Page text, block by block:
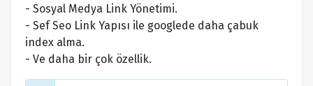
- Sosyal Medya Link Yönetimi.
- Sef Seo Link Yapısı ile googlede daha çabuk
index alma.
- Ve daha bir çok özellik.